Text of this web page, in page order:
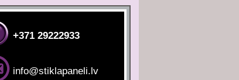
+371 29222933
info@stiklapaneli.lv